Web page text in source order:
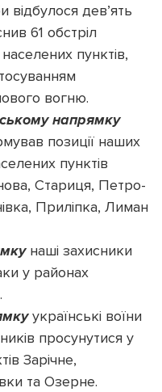
відбулося дев’ять
61 обстріл
пунктів,
вогню.
напрямку
позиції наших
пунктів
Стариця, Петро-
Приліпка, Лиман
наші захисники
у районах
українські воїни
просунутися у
Зарічне,
та Озерне.